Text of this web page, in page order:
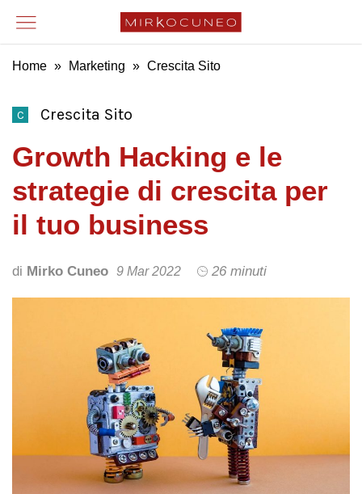
Home » Marketing » Crescita Sito
C Crescita Sito
Growth Hacking e le
strategie di crescita per
il tuo business
di Mirko Cuneo 9 Mar 2022 26 minuti